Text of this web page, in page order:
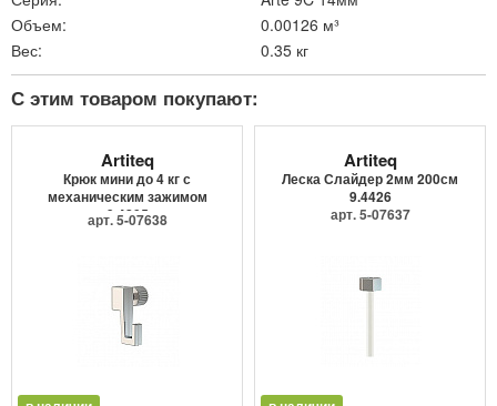
Объем:
0.00126 м³
Вес:
0.35 кг
С этим товаром покупают:
Artiteq
Крюк мини до 4 кг с
механическим зажимом
9.4205
арт. 5-07638
Artiteq
Леска Слайдер 2мм 200см
9.4426
арт. 5-07637